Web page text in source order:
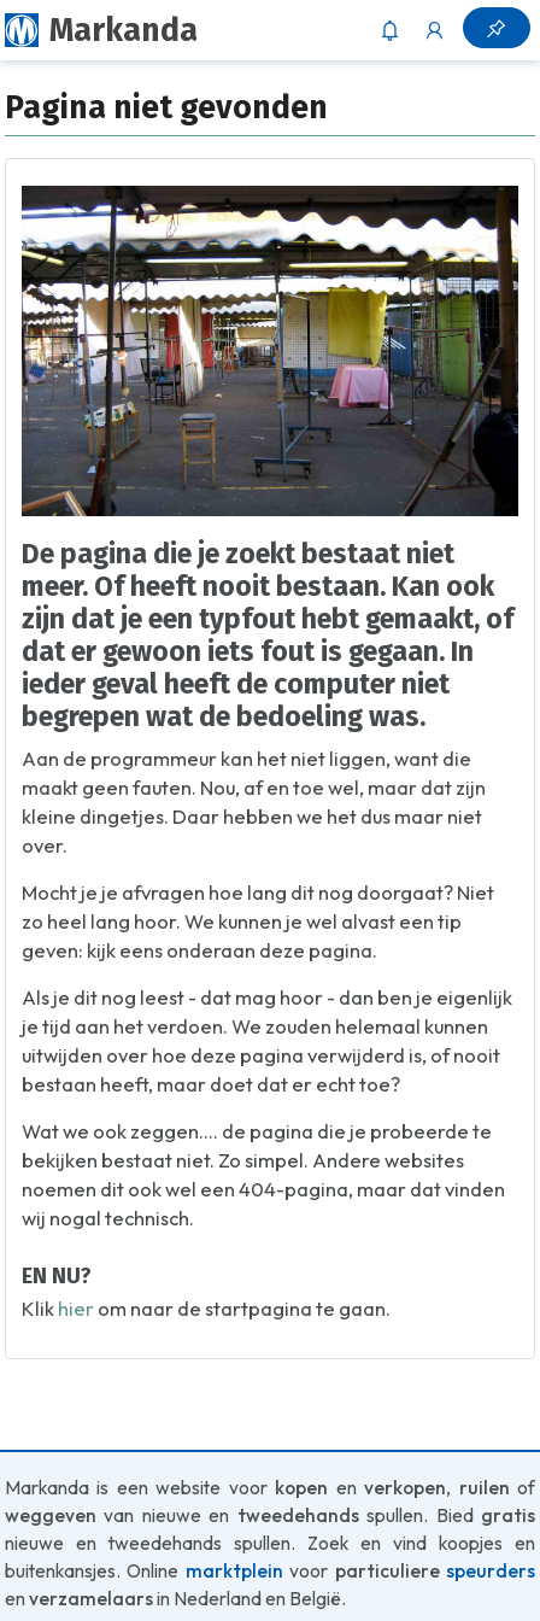
Markanda
Pagina niet gevonden
De pagina die je zoekt bestaat niet
meer. Of heeft nooit bestaan. Kan ook
zijn dat je een typfout hebt gemaakt, of
dat er gewoon iets fout is gegaan. In
ieder geval heeft de computer niet
begrepen wat de bedoeling was.
Aan de programmeur kan het niet liggen, want die
maakt geen fauten. Nou, af en toe wel, maar dat zijn
kleine dingetjes. Daar hebben we het dus maar niet
over.
Mocht je je afvragen hoe lang dit nog doorgaat? Niet
zo heel lang hoor. We kunnen je wel alvast een tip
geven: kijk eens onderaan deze pagina.
Als je dit nog leest - dat mag hoor - dan ben je eigenlijk
je tijd aan het verdoen. We zouden helemaal kunnen
uitwijden over hoe deze pagina verwijderd is, of nooit
bestaan heeft, maar doet dat er echt toe?
Wat we ook zeggen.... de pagina die je probeerde te
bekijken bestaat niet. Zo simpel. Andere websites
noemen dit ook wel een 404-pagina, maar dat vinden
wij nogal technisch.
EN NU?
Klik hier om naar de startpagina te gaan.
Markanda is een website voor kopen enverkopen, ruilen of
weggeven van nieuwe en tweedehandsspullen. Bied gratis
nieuwe en tweedehands spullen. Zoek en vind koopjes en
buitenkansjes. Online marktplein voor particulierespeurders
en verzamelaarsin Nederland en België.